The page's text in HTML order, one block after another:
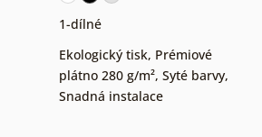
1-dílné
Ekologický tisk, Prémiové
plátno 280 g/m², Syté barvy,
Snadná instalace